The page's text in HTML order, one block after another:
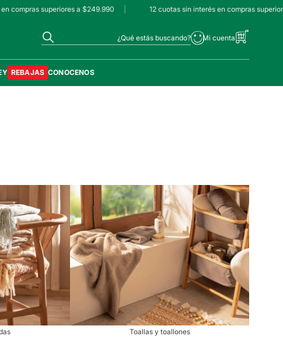
compras superiores a $249.990 12 cuotas sin interés en compras
¿Qué estás buscando?
REBAJAS CONOCENOS
Toallas y toallones